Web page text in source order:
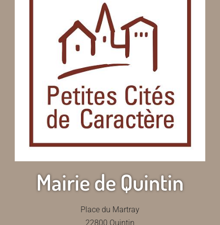
Mairie de Quintin
Place du Martray
22800 Quintin